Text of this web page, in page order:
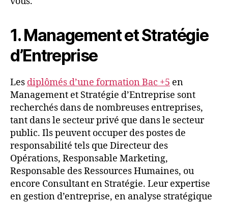
1. Management et Stratégie
d’Entreprise
Les diplômés d’une formation Bac +5 en
Management et Stratégie d’Entreprise sont
recherchés dans de nombreuses entreprises,
tant dans le secteur privé que dans le secteur
public. Ils peuvent occuper des postes de
responsabilité tels que Directeur des
Opérations, Responsable Marketing,
Responsable des Ressources Humaines, ou
encore Consultant en Stratégie. Leur expertise
en gestion d’entreprise, en analyse stratégique